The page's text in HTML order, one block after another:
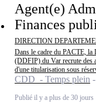
Agent(e)
Finances
DIRECTION
Dans le cadre du PACTE, la
(DDFIP) du Var recrute des
d'une titularisation sous
CDD - Temps plein
Publié il y a plus de 30 jours